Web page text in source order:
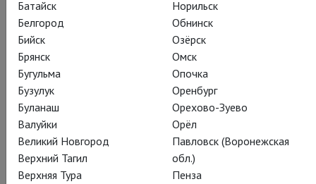
Батайск
Белгород
Бийск
Брянск
Бугульма
Бузулук
Буланаш
Валуйки
Великий Новгород
Верхний Тагил
Верхняя Тура
Норильск
Обнинск
Озёрск
Омск
Опочка
Оренбург
Орехово-Зуево
Орёл
Павловск (Воронежская
обл.)
Пенза